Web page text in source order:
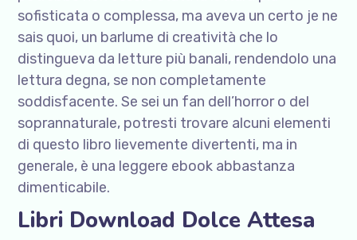
sofisticata o complessa, ma aveva un certo je ne
sais quoi, un barlume di creatività che lo
distingueva da letture più banali, rendendolo una
lettura degna, se non completamente
soddisfacente. Se sei un fan dell’horror o del
soprannaturale, potresti trovare alcuni elementi
di questo libro lievemente divertenti, ma in
generale, è una leggere ebook abbastanza
dimenticabile.
Libri Download Dolce Attesa